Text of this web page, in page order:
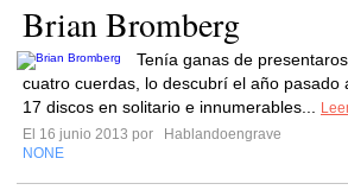
Brian Bromberg
Tenía ganas de
cuatro cuerdas, lo descubrí el año pasado
17 discos en solitario e innumerables...
El 16 junio 2013 por
Hablandoengrave
NONE